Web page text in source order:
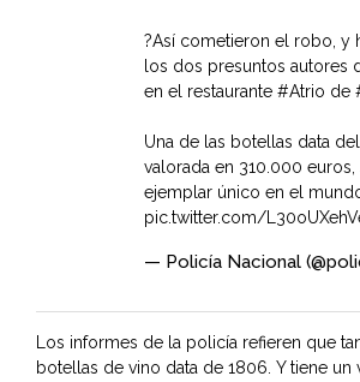
?Así cometieron el robo, y
los dos presuntos autores
en el restaurante #Atrio de
Una de las botellas data
valorada en 310.000
ejemplar único en el
pic.twitter.com/
— Policía Nacional
Los informes de la policía refieren que
botellas de vino data de 1806. Y tiene